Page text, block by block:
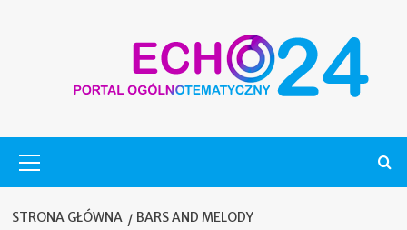
główne
STRONA GŁÓWNA BARS AND MELODY